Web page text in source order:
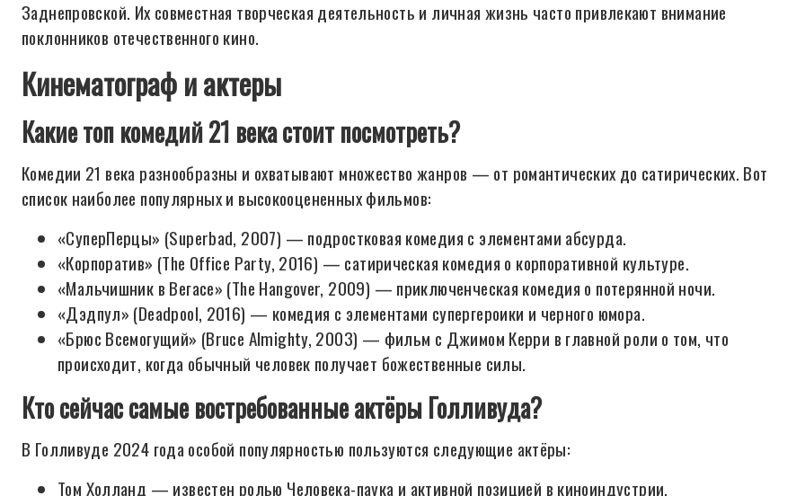
Заднепровской. Их совместная творческая деятельность и личная жизнь часто привлекают внимание
поклонников отечественного кино.
Кинематограф и актеры
Какие топ комедий 21 века стоит посмотреть?
Комедии 21 века разнообразны и охватывают множество жанров — от романтических до сатирических. Вот
список наиболее популярных и высокооцененных фильмов:
«СуперПерцы» (Superbad, 2007) — подростковая комедия с элементами абсурда.
«Корпоратив» (The Office Party, 2016) — сатирическая комедия о корпоративной культуре.
«Мальчишник в Вегасе» (The Hangover, 2009) — приключенческая комедия о потерянной ночи.
«Дэдпул» (Deadpool, 2016) — комедия с элементами супергероики и черного юмора.
«Брюс Всемогущий» (Bruce Almighty, 2003) — фильм с Джимом Керри в главной роли о том, что
происходит, когда обычный человек получает божественные силы.
Кто сейчас самые востребованные актёры Голливуда?
В Голливуде 2024 года особой популярностью пользуются следующие актёры:
Том Холланд — известен ролью Человека-паука и активной позицией в киноиндустрии.